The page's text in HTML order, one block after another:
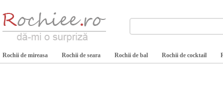
Rochii de mireasa Rochii de seara Rochii de bal Rochii de cocktail